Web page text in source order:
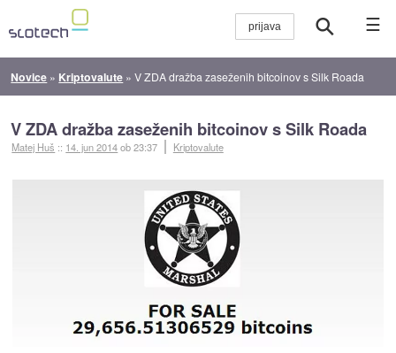
☰
Novice » Kriptovalute »V ZDA dražba zaseženih bitcoinov s Silk Roada
V ZDA dražba zaseženih bitcoinov s Silk Roada
Matej Huš :: 14. jun 2014ob 23:37 Kriptovalute